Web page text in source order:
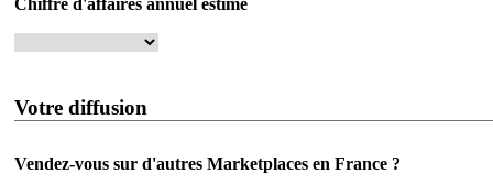
Chiffre d'affaires annuel estimé
Votre diffusion
Vendez-vous sur d'autres Marketplaces en France ?